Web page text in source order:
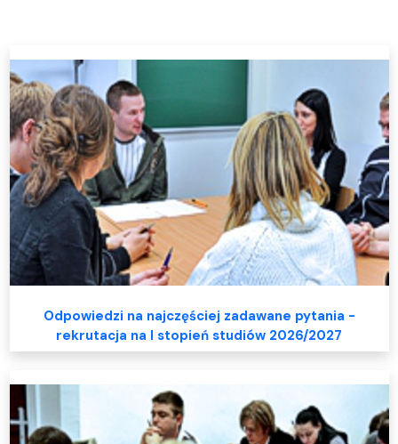
Odpowiedzi na najczęściej zadawane pytania -
rekrutacja na I stopień studiów 2026/2027